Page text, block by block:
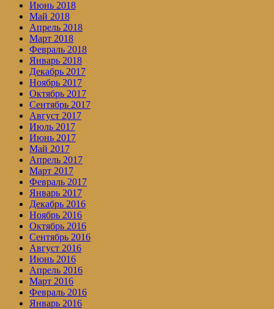
Июнь 2018
Май 2018
Апрель 2018
Март 2018
Февраль 2018
Январь 2018
Декабрь 2017
Ноябрь 2017
Октябрь 2017
Сентябрь 2017
Август 2017
Июль 2017
Июнь 2017
Май 2017
Апрель 2017
Март 2017
Февраль 2017
Январь 2017
Декабрь 2016
Ноябрь 2016
Октябрь 2016
Сентябрь 2016
Август 2016
Июнь 2016
Апрель 2016
Март 2016
Февраль 2016
Январь 2016